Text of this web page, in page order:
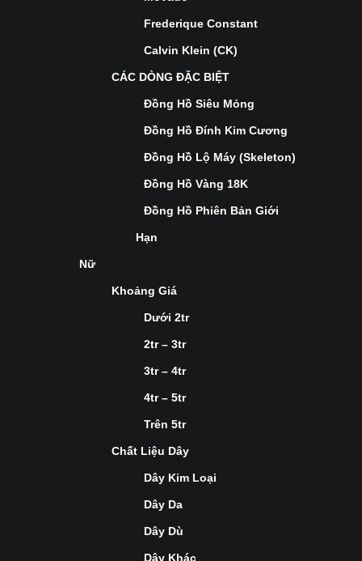
Frederique Constant
Calvin Klein (CK)
CÁC DÒNG ĐẶC BIỆT
Đồng Hồ Siêu Mỏng
Đồng Hồ Đính Kim Cương
Đồng Hồ Lộ Máy (Skeleton)
Đồng Hồ Vàng 18K
Đồng Hồ Phiên Bản Giới
Hạn
Nữ
Khoảng Giá
Dưới 2tr
2tr – 3tr
3tr – 4tr
4tr – 5tr
Trên 5tr
Chất Liệu Dây
Dây Kim Loại
Dây Da
Dây Dù
Dây Khác